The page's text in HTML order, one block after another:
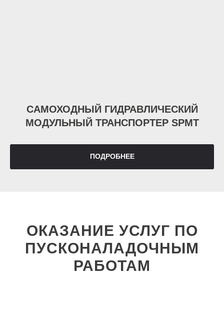
САМОХОДНЫЙ ГИДРАВЛИЧЕСКИЙ
МОДУЛЬНЫЙ ТРАНСПОРТЕР SPMT
ПОДРОБНЕЕ
ОКАЗАНИЕ УСЛУГ ПО
ПУСКОНАЛАДОЧНЫМ
РАБОТАМ